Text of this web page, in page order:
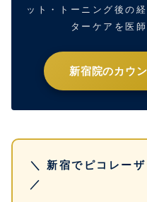
ット・トーニング後の
ターケアを医
新宿院のカウ
＼ 新宿でピコレー
／